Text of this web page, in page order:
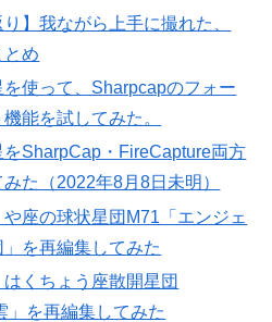
り】我ながら上手に撮れた、
とめ
を使って、Sharpcapのフォー
能を試してみた。
をSharpCap・FireCapture両方
た（2022年8月8日未明）
や座の球状星団M71「エンジェ
を再編集してみた
はくちょう座散開星団
」を再編集してみた